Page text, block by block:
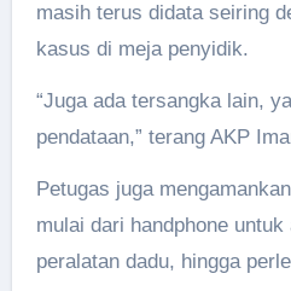
masih terus didata seiring
kasus di meja penyidik.
“Juga ada tersangka lain,
pendataan,” terang AKP
Petugas juga
mulai dari handphone
peralatan dadu, hingga